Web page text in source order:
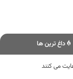
داغ ترین ها